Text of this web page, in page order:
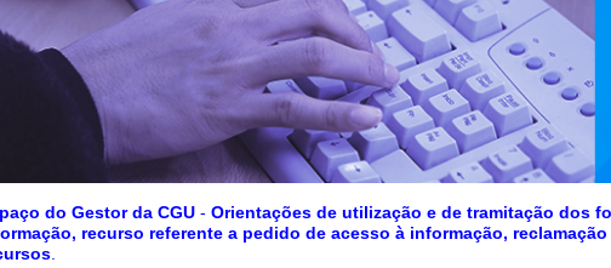
do Gestor da CGU - Orientações de utilização e de tramitação dos
recurso referente a pedido de acesso à informação,
.